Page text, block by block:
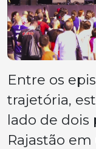
Entre os
trajetória,
lado de dois
Rajastão